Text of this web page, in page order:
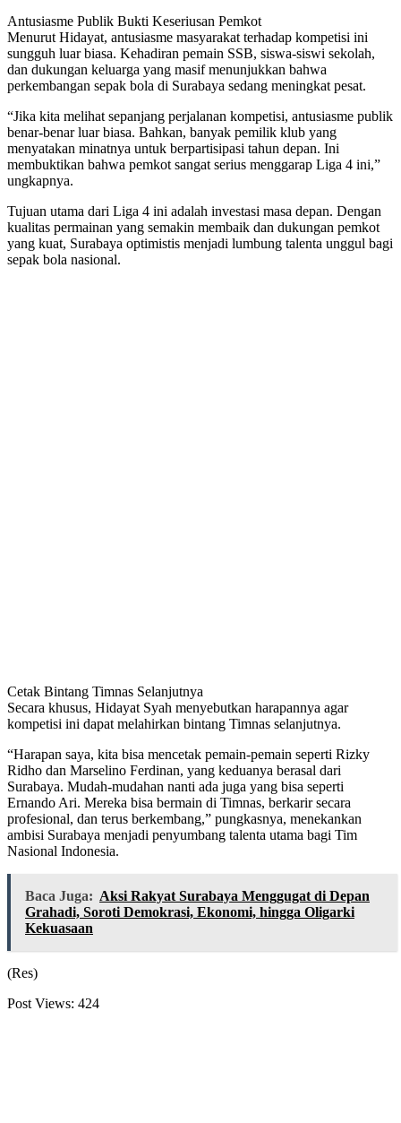
Antusiasme Publik Bukti Keseriusan Pemkot
Menurut Hidayat, antusiasme masyarakat terhadap kompetisi ini
sungguh luar biasa. Kehadiran pemain SSB, siswa-siswi sekolah,
dan dukungan keluarga yang masif menunjukkan bahwa
perkembangan sepak bola di Surabaya sedang meningkat pesat.
“Jika kita melihat sepanjang perjalanan kompetisi, antusiasme publik
benar-benar luar biasa. Bahkan, banyak pemilik klub yang
menyatakan minatnya untuk berpartisipasi tahun depan. Ini
membuktikan bahwa pemkot sangat serius menggarap Liga 4 ini,”
ungkapnya.
Tujuan utama dari Liga 4 ini adalah investasi masa depan. Dengan
kualitas permainan yang semakin membaik dan dukungan pemkot
yang kuat, Surabaya optimistis menjadi lumbung talenta unggul bagi
sepak bola nasional.
Cetak Bintang Timnas Selanjutnya
Secara khusus, Hidayat Syah menyebutkan harapannya agar
kompetisi ini dapat melahirkan bintang Timnas selanjutnya.
“Harapan saya, kita bisa mencetak pemain-pemain seperti Rizky
Ridho dan Marselino Ferdinan, yang keduanya berasal dari
Surabaya. Mudah-mudahan nanti ada juga yang bisa seperti
Ernando Ari. Mereka bisa bermain di Timnas, berkarir secara
profesional, dan terus berkembang,” pungkasnya, menekankan
ambisi Surabaya menjadi penyumbang talenta utama bagi Tim
Nasional Indonesia.
Baca Juga: Aksi Rakyat Surabaya Menggugat di Depan
Grahadi, Soroti Demokrasi, Ekonomi, hingga Oligarki
Kekuasaan
(Res)
Post Views: 424